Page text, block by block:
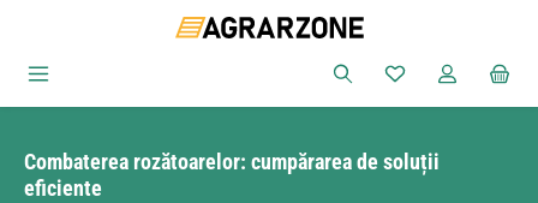
Sari la conținutul principal
Aveți 0 articole
Combaterea rozătoarelor: cumpărarea de soluții
eficiente